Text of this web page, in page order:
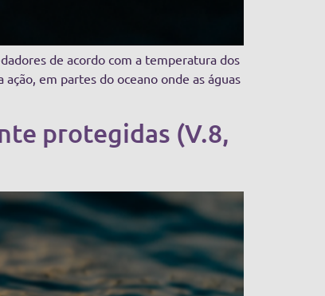
de acordo com a temperatura dos
em partes do oceano onde as águas
protegidas (V.8,